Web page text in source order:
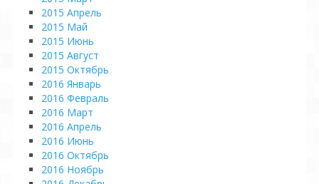
2015 Апрель
2015 Май
2015 Июнь
2015 Август
2015 Октябрь
2016 Январь
2016 Февраль
2016 Март
2016 Апрель
2016 Июнь
2016 Октябрь
2016 Ноябрь